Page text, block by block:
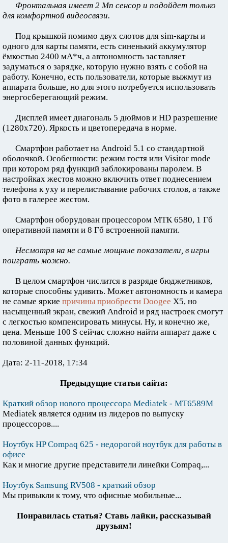
Фронтальная имеет 2 Мп сенсор и подойдет только
для комфортной видеосвязи.
Под крышкой помимо двух слотов для sim-карты и
одного для карты памяти, есть синенький аккумулятор
ёмкостью 2400 мА*ч, а автономность заставляет
задуматься о зарядке, которую нужно взять с собой на
работу. Конечно, есть пользователи, которые выжмут из
аппарата больше, но для этого потребуется использовать
энергосберегающий режим.
Дисплей имеет диагональ 5 дюймов и HD разрешение
(1280x720). Яркость и цветопередача в норме.
Смартфон работает на Android 5.1 со стандартной
оболочкой. Особенности: режим гостя или Visitor mode
при котором ряд функций заблокированы паролем. В
настройках жестов можно включить ответ поднесением
телефона к уху и перелистывание рабочих столов, а также
фото в галерее жестом.
Смартфон оборудован процессором МТК 6580, 1 Гб
оперативной памяти и 8 Гб встроенной памяти.
Несмотря на не самые мощные показатели, в игры
поиграть можно.
В целом смартфон числится в разряде бюджетников,
которые способны удивить. Может автономность и камера
не самые яркие причины приобрести Doogee X5, но
насыщенный экран, свежий Android и ряд настроек смогут
с легкостью компенсировать минусы. Ну, и конечно же,
цена. Меньше 100 $ сейчас сложно найти аппарат даже с
половиной данных функций.
Дата: 2-11-2018, 17:34
Предыдущие статьи сайта:
Краткий обзор нового процессора Mediatek - МТ6589М
Mediatek является одним из лидеров по выпуску
процессоров....
Ноутбук HP Compaq 625 - недорогой ноутбук для работы в
офисе
Как и многие другие представители линейки Compaq,...
Ноутбук Samsung RV508 - краткий обзор
Мы привыкли к тому, что офисные мобильные...
Понравилась статья? Ставь лайки, рассказывай
друзьям!